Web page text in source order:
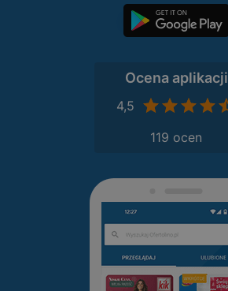
Ocena aplikacji
4,5
119 ocen